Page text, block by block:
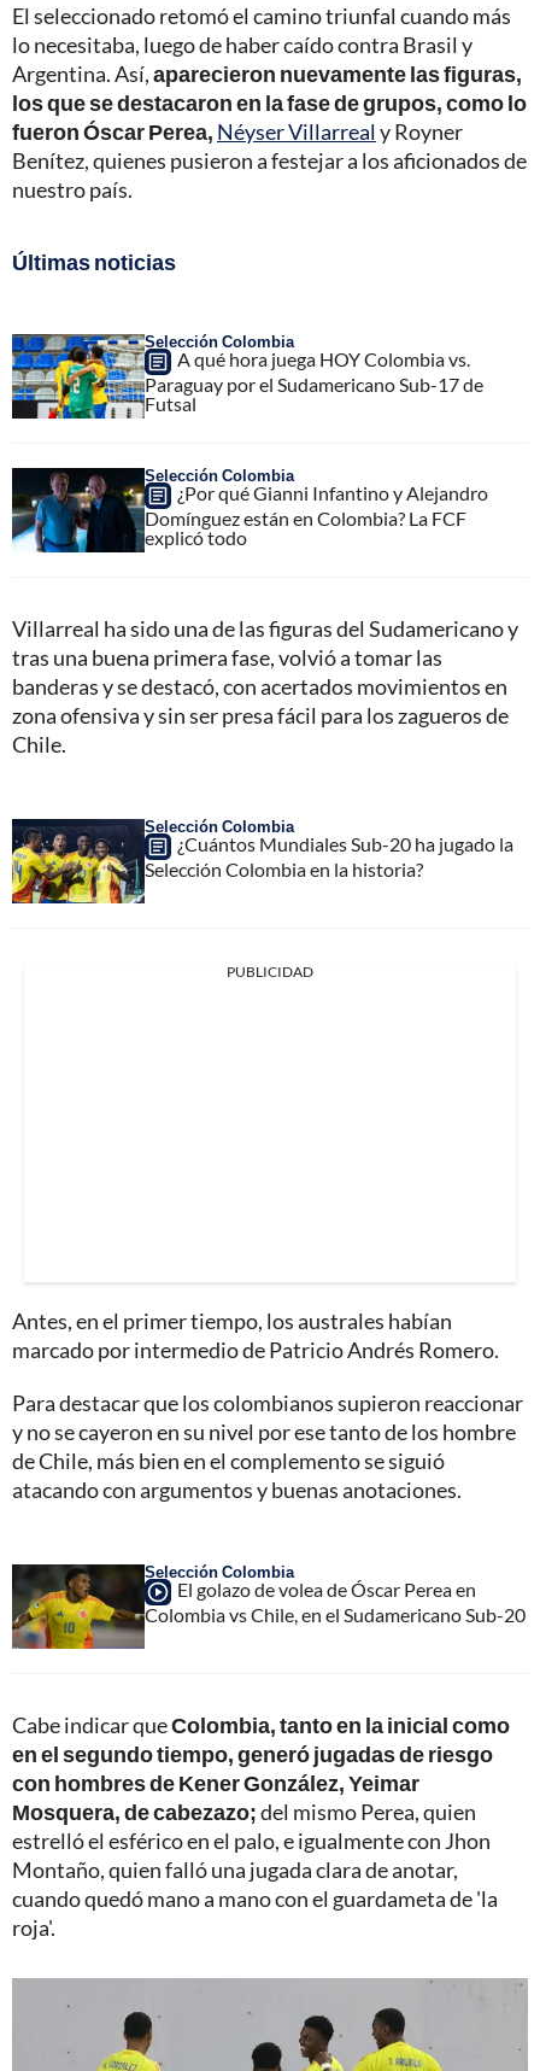
El seleccionado retomó el camino triunfal cuando más
lo necesitaba, luego de haber caído contra Brasil y
Argentina. Así,aparecieron nuevamente las figuras,
los que se destacaron en la fase de grupos, como lo
fueron Óscar Perea, Néyser Villarrealy Royner
Benítez, quienes pusieron a festejar a los aficionados de
nuestro país.
Últimas noticias
Selección Colombia
A qué hora juega HOY Colombia vs.
Paraguay por el Sudamericano Sub-17 de
Futsal
Selección Colombia
¿Por qué Gianni Infantino y Alejandro
Domínguez están en Colombia? La FCF
explicó todo
Villarreal ha sido una de las figuras del Sudamericano y
tras una buena primera fase, volvió a tomar las
banderas y se destacó, con acertados movimientos en
zona ofensiva y sin ser presa fácil para los zagueros de
Chile.
Selección Colombia
¿Cuántos Mundiales Sub-20 ha jugado la
Selección Colombia en la historia?
PUBLICIDAD
Antes, en el primer tiempo, los australes habían
marcado por intermedio de Patricio Andrés Romero.
Para destacar que los colombianos supieron reaccionar
y no se cayeron en su nivel por ese tanto de los hombre
de Chile, más bien en el complemento se siguió
atacando con argumentos y buenas anotaciones.
Selección Colombia
El golazo de volea de Óscar Perea en
Colombia vs Chile, en el Sudamericano Sub-20
Cabe indicar queColombia, tanto en la inicial como
en el segundo tiempo, generó jugadas de riesgo
con hombres de Kener González, Yeimar
Mosquera, de cabezazo;del mismo Perea, quien
estrelló el esférico en el palo, e igualmente con Jhon
Montaño, quien falló una jugada clara de anotar,
cuando quedó mano a mano con el guardameta de 'la
roja'.